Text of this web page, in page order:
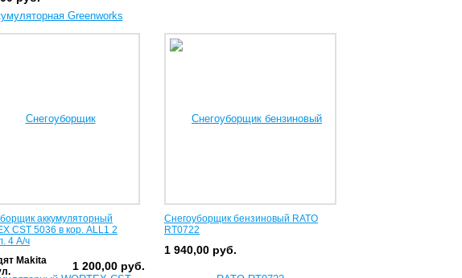
аккумуляторный
CST 5036 в кор. ALL1 2
4 А/ч
Makita
1 200,00 руб.
Снегоуборщик бензиновый RATO
RT0722
1 940,00 руб.